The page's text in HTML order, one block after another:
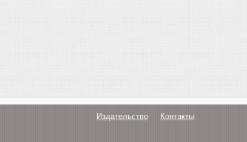
Издательство Контакты